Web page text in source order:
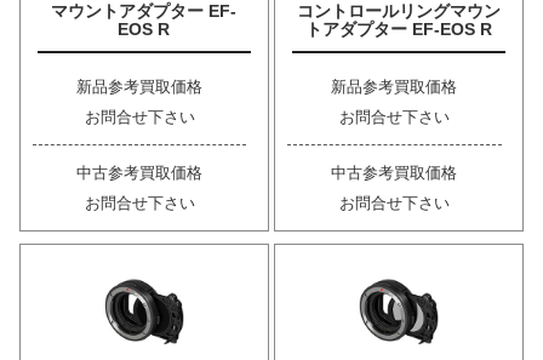
マウントアダプター EF-
EOS R
新品参考買取価格
お問合せ下さい
中古参考買取価格
お問合せ下さい
コントロールリングマウン
トアダプター EF-EOS R
新品参考買取価格
お問合せ下さい
中古参考買取価格
お問合せ下さい